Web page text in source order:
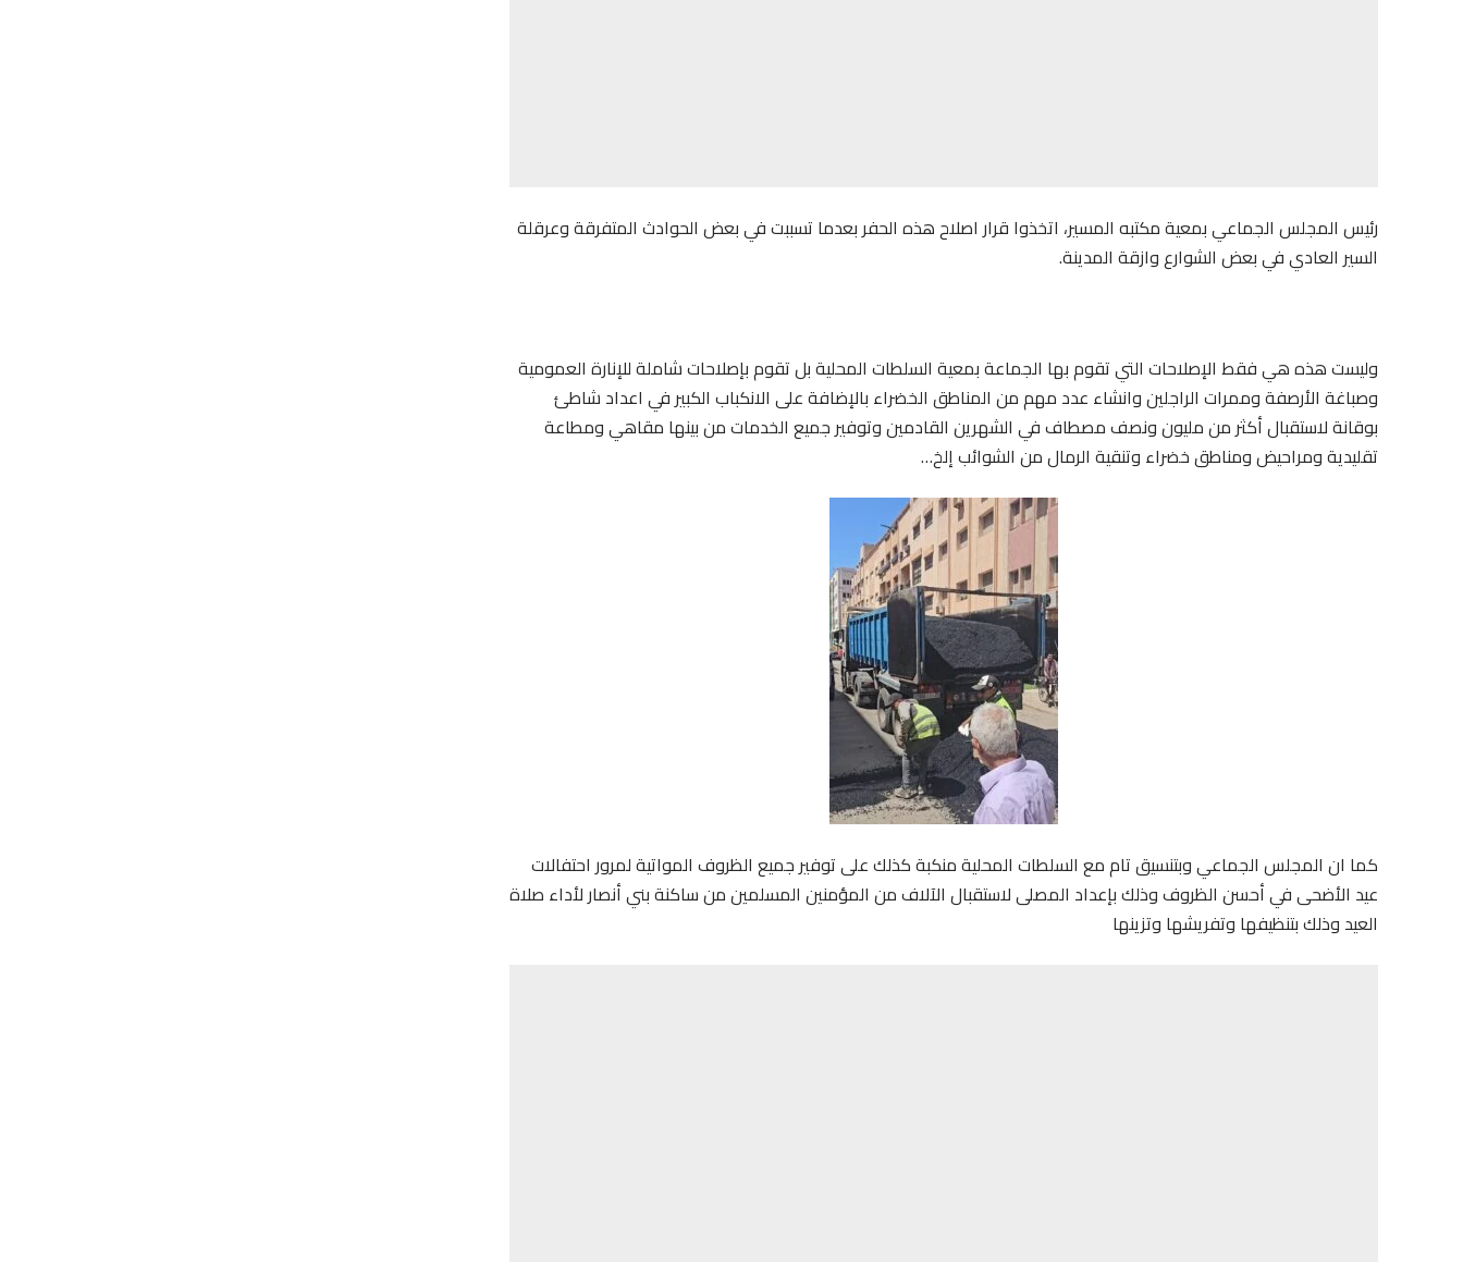
رئيس المجلس الجماعي بمعية مكتبه المسير، اتخذوا قرار اصلاح هذه الحفر بعدما تسببت في بعض الحوادث المتفرقة وعرقلة
السير العادي في بعض الشوارع وازقة المدينة.
وليست هذه هي فقط الإصلاحات التي تقوم بها الجماعة بمعية السلطات المحلية بل تقوم بإصلاحات شاملة للإنارة العمومية
وصباغة الأرصفة وممرات الراجلين وانشاء عدد مهم من المناطق الخضراء بالإضافة على الانكباب الكبير في اعداد شاطئ
بوقانة لاستقبال أكثر من مليون ونصف مصطاف في الشهرين القادمين وتوفير جميع الخدمات من بينها مقاهي ومطاعة
تقليدية ومراحيض ومناطق خضراء وتنقية الرمال من الشوائب إلخ…
كما ان المجلس الجماعي وبتنسيق تام مع السلطات المحلية منكبة كذلك على توفير جميع الظروف المواتية لمرور احتفالات
عيد الأضحى في أحسن الظروف وذلك بإعداد المصلى لاستقبال الآلاف من المؤمنين المسلمين من ساكنة بني أنصار لأداء صلاة
العيد وذلك بتنظيفها وتفريشها وتزينها